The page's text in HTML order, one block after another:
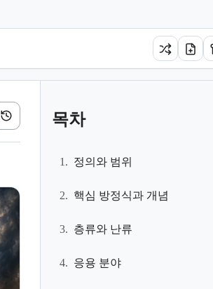
목차
1. 정의와 범위
2. 핵심 방정식과 개념
3. 층류와 난류
4. 응용 분야